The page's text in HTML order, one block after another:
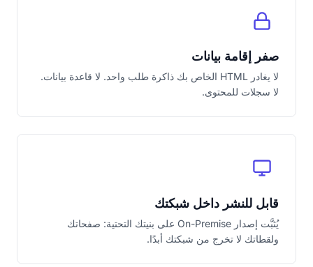
صفر إقامة بيانات
لا يغادر HTML الخاص بك ذاكرة طلب واحد. لا قاعدة بيانات.
لا سجلات للمحتوى.
قابل للنشر داخل شبكتك
يُثبَّت إصدار On-Premise على بنيتك التحتية: صفحاتك
ولقطاتك لا تخرج من شبكتك أبدًا.